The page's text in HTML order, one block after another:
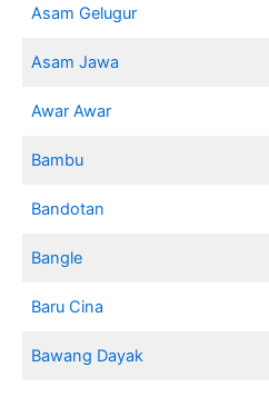
Asam Gelugur
Asam Jawa
Awar Awar
Bambu
Bandotan
Bangle
Baru Cina
Bawang Dayak